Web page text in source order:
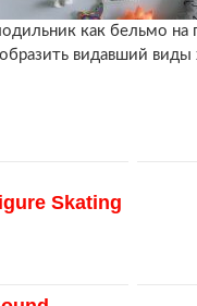
как бельмо на
видавший